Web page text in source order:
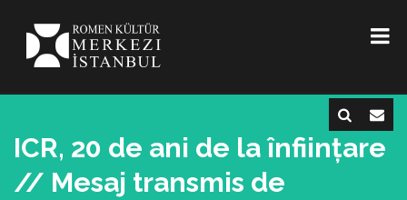
ICR, 20 de ani de la înființare
// Mesaj transmis de